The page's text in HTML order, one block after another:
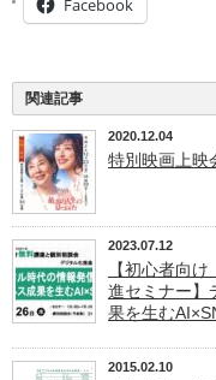
Facebook
関連記事
2020.12.04
特別映画上映
2023.07.12
【初心者向
進セミナー】
果を生む
2015.02.10